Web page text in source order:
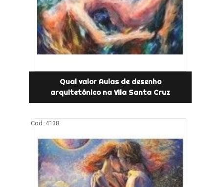
Qual valor Aulas de desenho
arquitetônico na Vila Santa Cruz
Cod.:4138